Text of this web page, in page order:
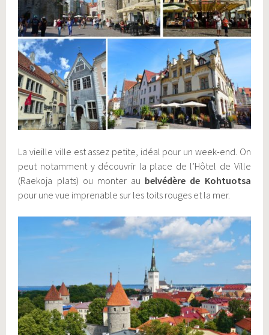
La vieille ville est assez petite, idéal pour un week-end. On
peut notamment y découvrir la place de l’Hôtel de Ville
(Raekoja plats) ou monter au belvédère de Kohtuotsa
pour une vue imprenable sur les toits rouges et la mer.